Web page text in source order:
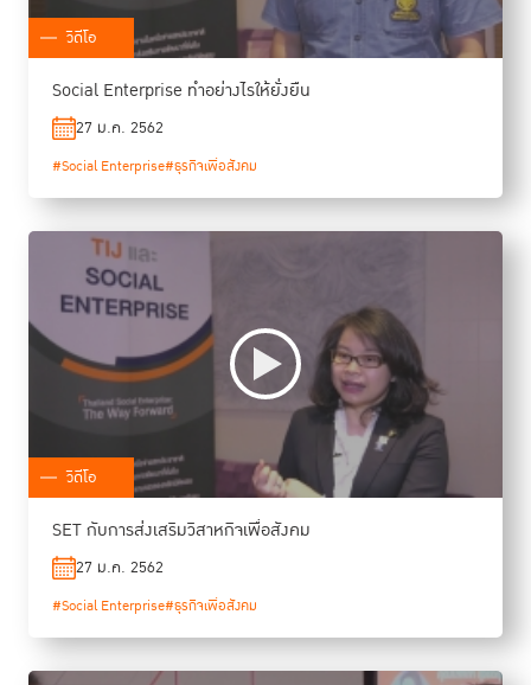
วิดีโอ
Social Enterprise ทำอย่างไรให้ยั่งยืน
27 ม.ค. 2562
#Social Enterprise#ธุรกิจเพื่อสังคม
วิดีโอ
SET กับการส่งเสริมวิสาหกิจเพื่อสังคม
27 ม.ค. 2562
#Social Enterprise#ธุรกิจเพื่อสังคม